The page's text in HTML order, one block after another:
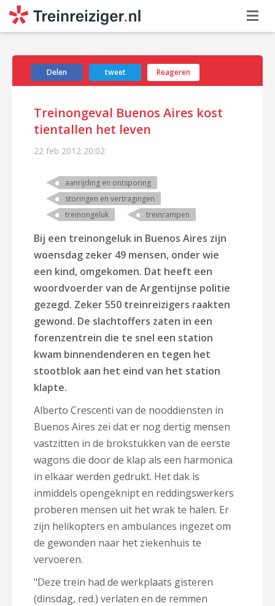
Delen tweet Reageren
Treinongeval Buenos Aires kost
tientallen het leven
22 feb 2012 20:02
aanrijding en ontsporing
storingen en vertragingen
treinongeluk
treinrampen
Bij een treinongeluk in Buenos Aires zijn
woensdag zeker 49 mensen, onder wie
een kind, omgekomen. Dat heeft een
woordvoerder van de Argentijnse politie
gezegd. Zeker 550 treinreizigers raakten
gewond. De slachtoffers zaten in een
forenzentrein die te snel een station
kwam binnendenderen en tegen het
stootblok aan het eind van het station
klapte.
Alberto Crescenti van de nooddiensten in
Buenos Aires zei dat er nog dertig mensen
vastzitten in de brokstukken van de eerste
wagons die door de klap als een harmonica
in elkaar werden gedrukt. Het dak is
inmiddels opengeknipt en reddingswerkers
proberen mensen uit het wrak te halen. Er
zijn helikopters en ambulances ingezet om
de gewonden naar het ziekenhuis te
vervoeren.
"Deze trein had de werkplaats gisteren
(dinsdag, red.) verlaten en de remmen